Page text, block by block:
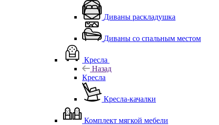
Диваны раскладушка
Диваны со спальным местом
Кресла
Назад
Кресла
Кресла-качалки
Комплект мягкой мебели